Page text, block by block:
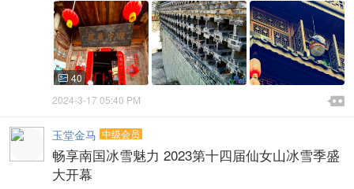
 40

2024-3-17 05:40 PM 
玉堂金马 中级会员
畅享南国冰雪魅力 2023第十四届仙女山冰雪季盛
大开幕